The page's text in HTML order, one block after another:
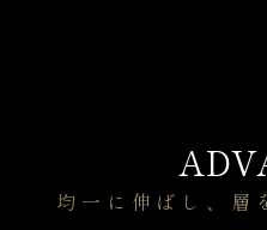
均一に伸ばし、層